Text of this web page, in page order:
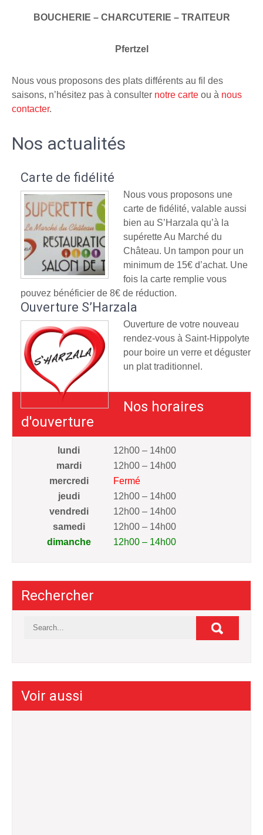
BOUCHERIE – CHARCUTERIE – TRAITEUR
Pfertzel
Nous vous proposons des plats différents au fil des
saisons, n’hésitez pas à consulter notre carte ou à nous
contacter.
Nos actualités
Carte de fidélité
Nous vous proposons une
carte de fidélité, valable aussi
bien au S’Harzala qu’à la
supérette Au Marché du
Château. Un tampon pour un
minimum de 15€ d’achat. Une
fois la carte remplie vous
pouvez bénéficier de 8€ de réduction.
Ouverture S’Harzala
Ouverture de votre nouveau
rendez-vous à Saint-Hippolyte
pour boire un verre et déguster
un plat traditionnel.
Nos horaires
d'ouverture
lundi
12h00 – 14h00
mardi
12h00 – 14h00
mercredi
Fermé
jeudi
12h00 – 14h00
vendredi
12h00 – 14h00
samedi
12h00 – 14h00
dimanche
12h00 – 14h00
Rechercher
Voir aussi